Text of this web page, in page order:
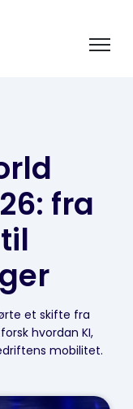
fra
et skifte fra
hvordan KI,
mobilitet.